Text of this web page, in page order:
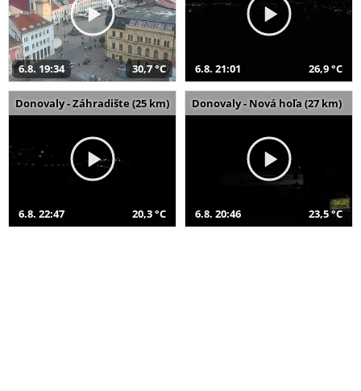
6.8. 19:34 30,7 °C 6.8. 21:01 26,9 °C
Donovaly - Záhradište (25 km)
6.8. 22:47 20,3 °C
Donovaly - Nová hoľa (27 km)
6.8. 20:46 23,5 °C